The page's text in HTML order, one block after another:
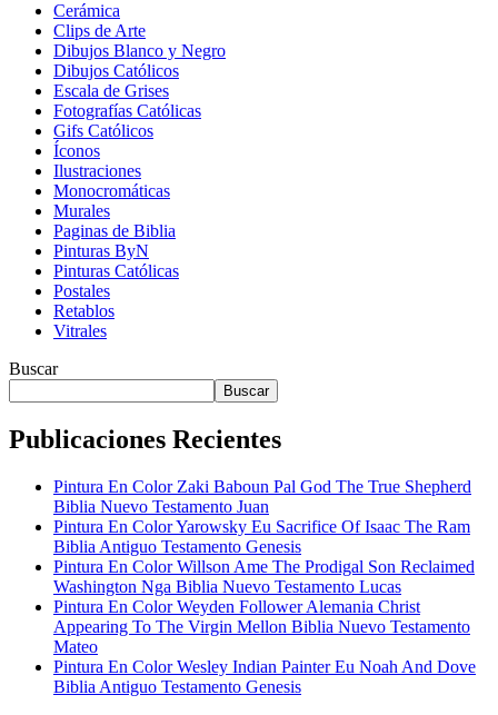
Cerámica
Clips de Arte
Dibujos Blanco y Negro
Dibujos Católicos
Escala de Grises
Fotografías Católicas
Gifs Católicos
Íconos
Ilustraciones
Monocromáticas
Murales
Paginas de Biblia
Pinturas ByN
Pinturas Católicas
Postales
Retablos
Vitrales
Buscar
Buscar
Publicaciones Recientes
Pintura En Color Zaki Baboun Pal God The True Shepherd
Biblia Nuevo Testamento Juan
Pintura En Color Yarowsky Eu Sacrifice Of Isaac The Ram
Biblia Antiguo Testamento Genesis
Pintura En Color Willson Ame The Prodigal Son Reclaimed
Washington Nga Biblia Nuevo Testamento Lucas
Pintura En Color Weyden Follower Alemania Christ
Appearing To The Virgin Mellon Biblia Nuevo Testamento
Mateo
Pintura En Color Wesley Indian Painter Eu Noah And Dove
Biblia Antiguo Testamento Genesis